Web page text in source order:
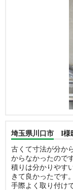
埼玉県川口市 I様
古くて寸法が分か
からなかったので
積りは分かりやす
きて良かったです
手際よく取り付け